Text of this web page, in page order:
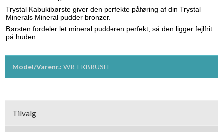
Trystal Kabukibørste giver den perfekte påføring af din Trystal
Minerals Mineral pudder bronzer.
Børsten fordeler let mineral pudderen perfekt, så den ligger fejlfrit
på huden.
Model/Varenr.: WR-FKBRUSH
Tilvalg